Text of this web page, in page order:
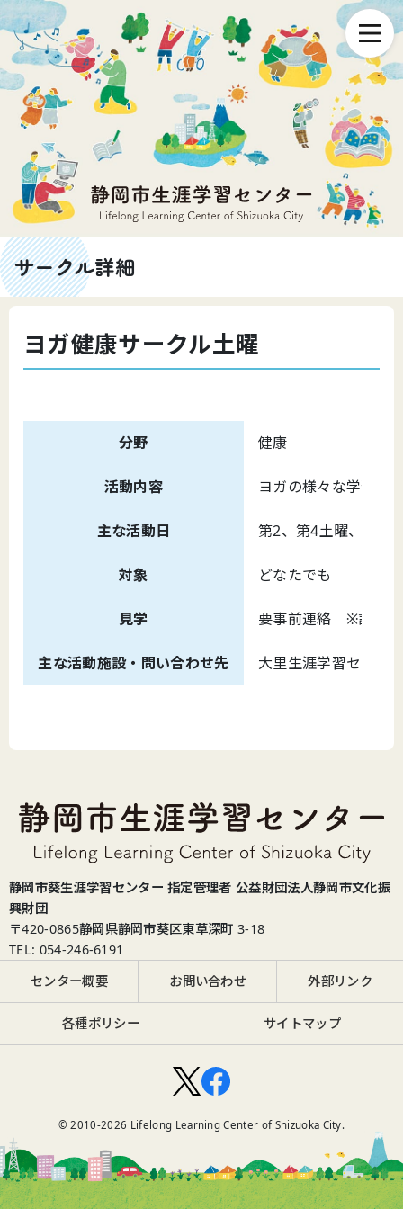
サークル詳細
ヨガ健康サークル土曜
分野 健康
活動内容 ヨガの様々な学習
主な活動日 第2、第4土曜、第1
対象 どなたでも
見学 要事前連絡 ※詳細は
主な活動施設・問い合わせ先 大里生涯学習センタ
静岡市葵生涯学習センター 指定管理者 公益財団法人静岡市文化振
興財団
〒420-0865静岡県静岡市葵区東草深町 3-18
TEL: 054-246-6191
センター概要
お問い合わせ 外部リンク
各種ポリシー サイトマップ
© 2010-2026 Lifelong Learning Center of Shizuoka City.